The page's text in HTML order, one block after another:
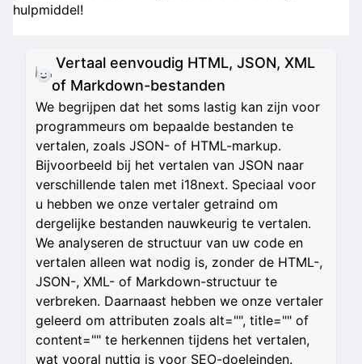
hulpmiddel!
Vertaal eenvoudig HTML, JSON, XML
of Markdown-bestanden
We begrijpen dat het soms lastig kan zijn voor
programmeurs om bepaalde bestanden te
vertalen, zoals JSON- of HTML-markup.
Bijvoorbeeld bij het vertalen van JSON naar
verschillende talen met i18next. Speciaal voor
u hebben we onze vertaler getraind om
dergelijke bestanden nauwkeurig te vertalen.
We analyseren de structuur van uw code en
vertalen alleen wat nodig is, zonder de HTML-,
JSON-, XML- of Markdown-structuur te
verbreken. Daarnaast hebben we onze vertaler
geleerd om attributen zoals alt="", title="" of
content="" te herkennen tijdens het vertalen,
wat vooral nuttig is voor SEO-doeleinden.